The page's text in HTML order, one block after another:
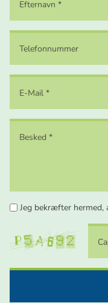
Jeg bekræfter